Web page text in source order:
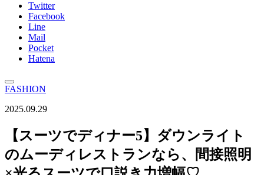
Twitter
Facebook
Line
Mail
Pocket
Hatena
FASHION
2025.09.29
【スーツでディナー5】ダウンライト
のムーディレストランなら、間接照明